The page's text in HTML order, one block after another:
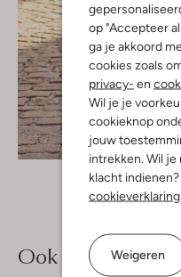
op "Accepteer
ga je akkoord
cookies zoals
privacy- en
Wil je je
cookieknop
jouw
intrekken. Wil
klacht
cookieverklaring
Weigeren
Ontdek de look
Ook iets voor jou?